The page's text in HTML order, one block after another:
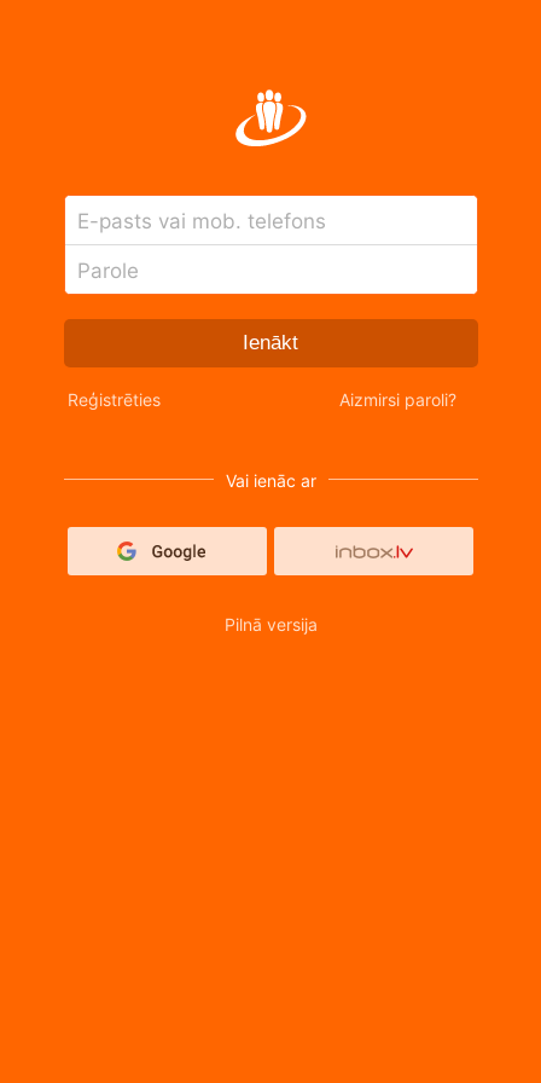
E-pasts vai mob. telefons
Parole
Ienākt
Reģistrēties Aizmirsi paroli?
Vai ienāc ar
Pilnā versija